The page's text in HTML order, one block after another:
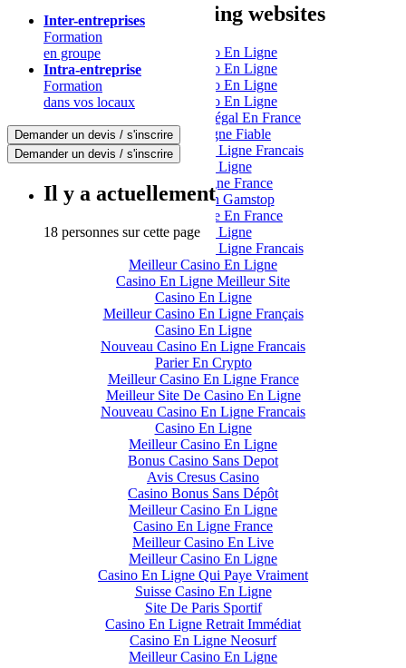
Inter-entreprises
Formation
en groupe
Intra-entreprise
Formation
dans vos locaux
Demander un devis / s'inscrire
Demander un devis / s'inscrire
Il y a actuellement
18 personnes sur cette page
Other interesting websites
Meilleur Casino En Ligne
Meilleur Casino En Ligne
Meilleur Casino En Ligne
Meilleur Casino En Ligne
Casino En Ligne Légal En France
Casino En Ligne Fiable
Meilleur Casino En Ligne Francais
Casino En Ligne
Casino En Ligne France
Casino Not On Gamstop
Casino En Ligne En France
Casino En Ligne
Meilleur Casino En Ligne Francais
Meilleur Casino En Ligne
Casino En Ligne Meilleur Site
Casino En Ligne
Meilleur Casino En Ligne Français
Casino En Ligne
Nouveau Casino En Ligne Francais
Parier En Crypto
Meilleur Casino En Ligne France
Meilleur Site De Casino En Ligne
Nouveau Casino En Ligne Francais
Casino En Ligne
Meilleur Casino En Ligne
Bonus Casino Sans Depot
Avis Cresus Casino
Casino Bonus Sans Dépôt
Meilleur Casino En Ligne
Casino En Ligne France
Meilleur Casino En Live
Meilleur Casino En Ligne
Casino En Ligne Qui Paye Vraiment
Suisse Casino En Ligne
Site De Paris Sportif
Casino En Ligne Retrait Immédiat
Casino En Ligne Neosurf
Meilleur Casino En Ligne